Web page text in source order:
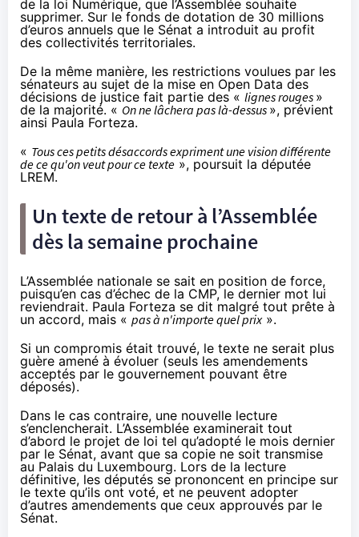
de la loi Numérique, que l’Assemblée souhaite
supprimer. Sur le fonds de dotation de 30 millions
d’euros annuels que le Sénat a introduit au profit
des collectivités territoriales.
De la même manière, les restrictions voulues par les
sénateurs au sujet de la mise en Open Data des
décisions de justice fait partie des « lignes rouges »
de la majorité. « On ne lâchera pas là-dessus », prévient
ainsi Paula Forteza.
« Tous ces petits désaccords expriment une vision différente
de ce qu'on veut pour ce texte », poursuit la députée
LREM.
Un texte de retour à l’Assemblée
dès la semaine prochaine
L’Assemblée nationale se sait en position de force,
puisqu’en cas d’échec de la CMP, le dernier mot lui
reviendrait. Paula Forteza se dit malgré tout prête à
un accord, mais « pas à n'importe quel prix».
Si un compromis était trouvé, le texte ne serait plus
guère amené à évoluer (seuls les amendements
acceptés par le gouvernement pouvant être
déposés).
Dans le cas contraire, une nouvelle lecture
s’enclencherait. L’Assemblée examinerait tout
d’abord le projet de loi tel qu’adopté le mois dernier
par le Sénat, avant que sa copie ne soit transmise
au Palais du Luxembourg. Lors de la lecture
définitive, les députés se prononcent en principe sur
le texte qu’ils ont voté, et ne peuvent adopter
d’autres amendements que ceux approuvés par le
Sénat.